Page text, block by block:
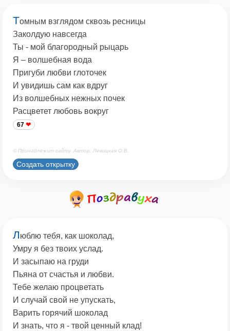
Томным взглядом сквозь ресницы
Заколдую навсегда
Ты - мой благородный рыцарь
Я – волшебная вода
Пригуби любви глоточек
И увидишь сам как вдруг
Из волшебных нежных почек
Расцветет любовь вокруг
67
© Принадлежит сайту. Автор: Левицкая О.В.
Создать открытку
Люблю тебя, как шоколад,
Умру я без твоих услад.
И засыпаю на груди
Пьяна от счастья и любви.
Тебе желаю процветать
И случай свой не упускать,
Варить горячий шоколад
И знать, что я - твой ценный клад!